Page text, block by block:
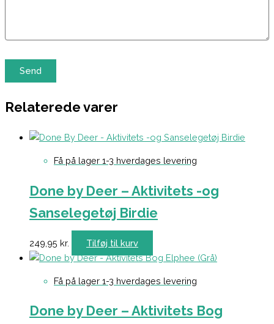
Relaterede varer
Få på lager 1-3 hverdages levering
Done by Deer – Aktivitets -og
Sanselegetøj Birdie
249,95 kr. Tilføj til kurv
Få på lager 1-3 hverdages levering
Done by Deer – Aktivitets Bog